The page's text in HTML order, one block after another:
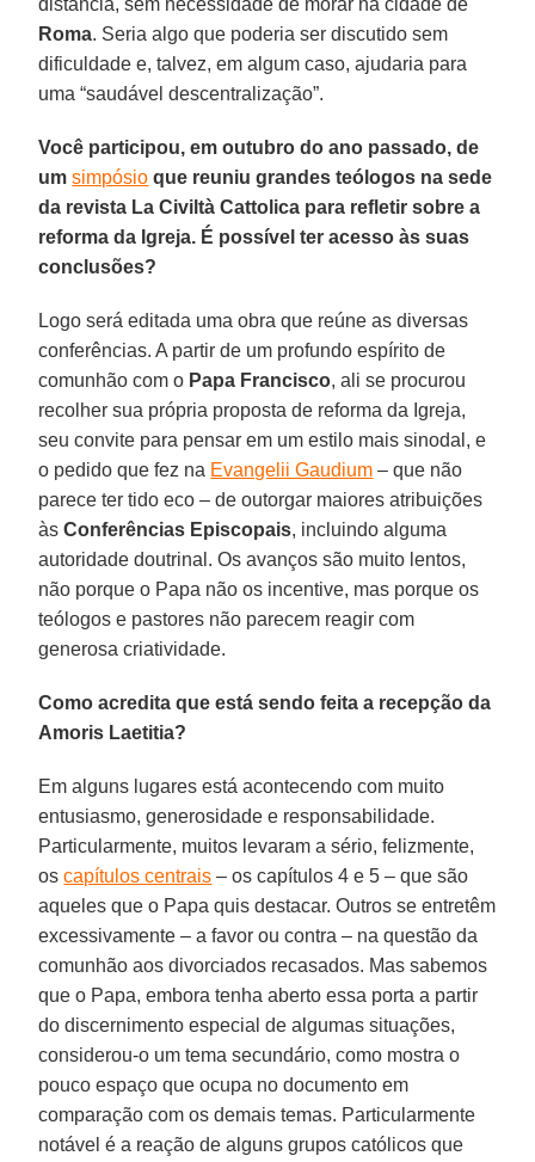
Roma. Seria algo que poderia ser discutido sem
dificuldade e, talvez, em algum caso, ajudaria para
uma “saudável descentralização”.
Você participou, em outubro do ano passado, de
umsimpósio que reuniu grandes teólogos na sede
da revista La Civiltà Cattolica para refletir sobre a
reforma da Igreja. É possível ter acesso às suas
conclusões?
Logo será editada uma obra que reúne as diversas
conferências. A partir de um profundo espírito de
comunhão com o Papa Francisco, ali se procurou
recolher sua própria proposta de reforma da Igreja,
seu convite para pensar em um estilo mais sinodal, e
o pedido que fez na Evangelii Gaudium – que não
parece ter tido eco – de outorgar maiores atribuições
àsConferências Episcopais, incluindo alguma
autoridade doutrinal. Os avanços são muito lentos,
não porque o Papa não os incentive, mas porque os
teólogos e pastores não parecem reagir com
generosa criatividade.
Como acredita que está sendo feita a recepção da
Amoris Laetitia?
Em alguns lugares está acontecendo com muito
entusiasmo, generosidade e responsabilidade.
Particularmente, muitos levaram a sério, felizmente,
oscapítulos centrais – os capítulos 4 e 5 – que são
aqueles que o Papa quis destacar. Outros se entretêm
excessivamente – a favor ou contra – na questão da
comunhão aos divorciados recasados. Mas sabemos
que o Papa, embora tenha aberto essa porta a partir
do discernimento especial de algumas situações,
considerou-o um tema secundário, como mostra o
pouco espaço que ocupa no documento em
comparação com os demais temas. Particularmente
notável é a reação de alguns grupos católicos que